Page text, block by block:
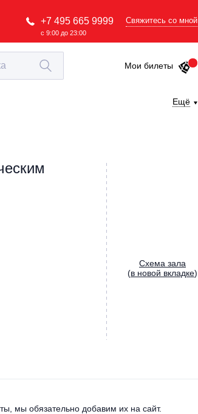
+7 495 665 9999
с 9:00 до 23:00
Свяжитесь со мной
Мои билеты
Ещё
Cхема зала
(в новой вкладке)
мы обязательно добавим их на сайт.